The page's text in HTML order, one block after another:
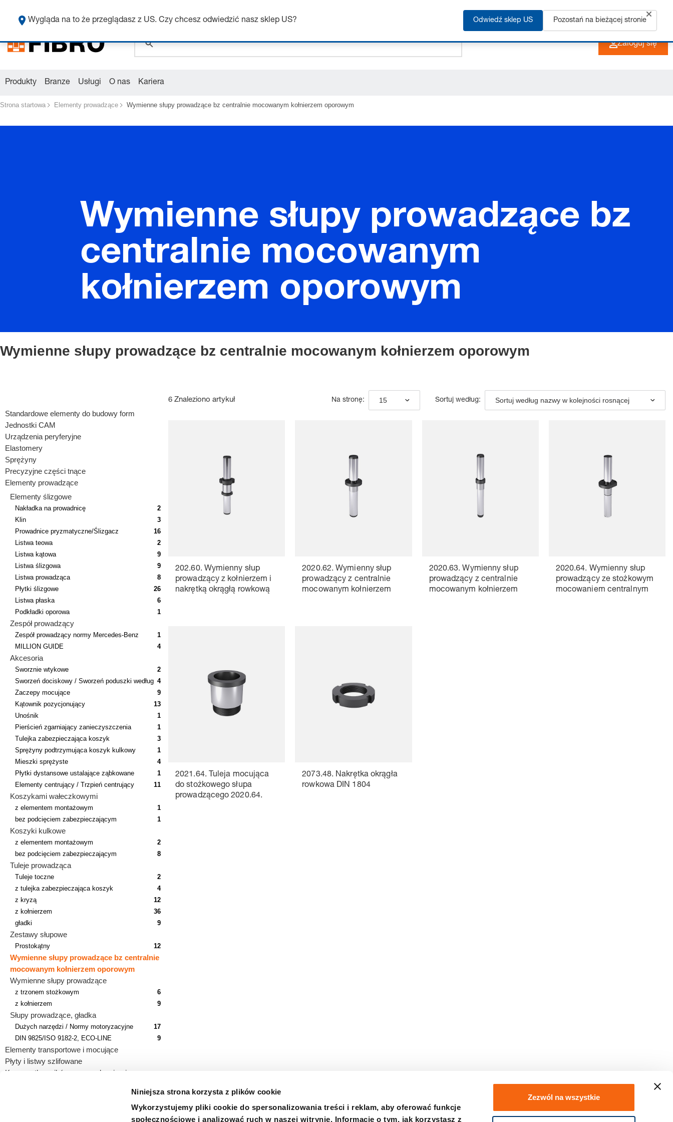
Niniejsza strona korzysta z plików cookie
Wykorzystujemy pliki cookie do spersonalizowania treści i reklam, aby oferować funkcje
społecznościowe i analizować ruch w naszej witrynie. Informacje o tym, jak korzystasz z
Zezwól na wszystkie
+48 33 480 22 10 PL
Zaloguj się
Produkty Branze Usługi O nas Kariera
Strona startowa Elementy prowadzące Wymienne słupy prowadzące bz centralnie mocowanym kołnierzem oporowym
Wymienne słupy prowadzące bz
centralnie mocowanym
kołnierzem oporowym
Wymienne słupy prowadzące bz centralnie mocowanym kołnierzem oporowym
Standardowe elementy do budowy form
Jednostki CAM
Urządzenia peryferyjne
Elastomery
Sprężyny
Precyzyjne części tnące
Elementy prowadzące
Elementy ślizgowe
Nakładka na prowadnicę
2
Klin
3
Prowadnice pryzmatyczne/Ślizgacz
16
Listwa teowa
2
Listwa kątowa
9
Listwa ślizgowa
9
Listwa prowadząca
8
Płytki ślizgowe
26
Listwa płaska
6
Podkładki oporowa
1
Zespół prowadzący
Zespół prowadzący normy Mercedes-Benz
1
MILLION GUIDE
4
Akcesoria
Sworznie wtykowe
2
Sworzeń dociskowy / Sworzeń poduszki według 4
Zaczepy mocujące
9
Kątownik pozycjonujący
13
Unośnik
1
Pierścień zgarniający zanieczyszczenia
1
Tulejka zabezpieczająca koszyk
3
Sprężyny podtrzymująca koszyk kulkowy
1
Mieszki sprężyste
4
Płytki dystansowe ustalające ząbkowane
1
Elementy centrujący / Trzpień centrujący
11
Koszykami wałeczkowymi
z elementem montażowym
1
bez podcięciem zabezpieczającym
1
Koszyki kulkowe
z elementem montażowym
2
bez podcięciem zabezpieczającym
8
Tuleje prowadząca
Tuleje toczne
2
z tulejka zabezpieczająca koszyk
4
z kryzą
12
z kołnierzem
36
gładki
9
Zestawy słupowe
Prostokątny 12
Wymienne słupy prowadzące bz centralnie
mocowanym kołnierzem oporowym
Wymienne słupy prowadzące
z trzonem stożkowym
6
z kołnierzem
9
Słupy prowadzące, gładka
Dużych narzędzi / Normy motoryzacyjne
17
DIN 9825/ISO 9182-2, ECO-LINE
9
Elementy transportowe i mocujące
Płyty i listwy szlifowane
Korpusy tłoczników z prowadzeniami
6 Znaleziono artykuł Na stronę: 15 Sortuj według: Sortuj według nazwy w kolejności rosnącej
202.60. Wymienny słup
prowadzący z kołnierzem i
nakrętką okrągłą rowkową
2020.62. Wymienny słup
prowadzący z centralnie
mocowanym kołnierzem
2020.63. Wymienny słup
prowadzący z centralnie
mocowanym kołnierzem
2020.64. Wymienny słup
prowadzący ze stożkowym
mocowaniem centralnym
2021.64. Tuleja mocująca
do stożkowego słupa
prowadzącego 2020.64.
2073.48. Nakrętka okrągła
rowkowa DIN 1804
Wygląda na to że przeglądasz z US. Czy chcesz odwiedzić nasz sklep US? Odwiedź sklep US Pozostań na bieżącej stronie